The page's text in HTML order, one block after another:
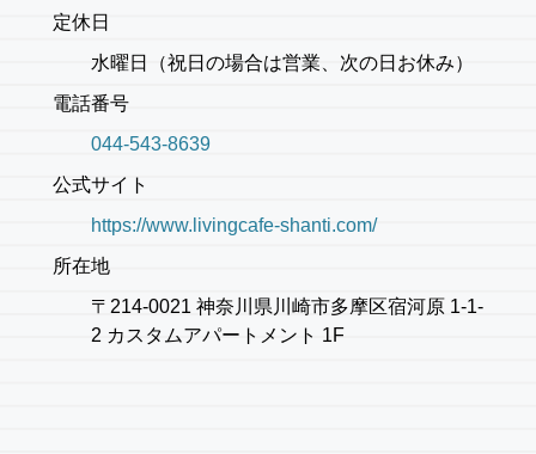
定休日
水曜日（祝日の場合は営業、次の日お休み）
電話番号
044-543-8639
公式サイト
https://www.livingcafe-shanti.com/
所在地
〒214-0021 神奈川県川崎市多摩区宿河原 1-1-
2 カスタムアパートメント 1F